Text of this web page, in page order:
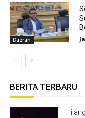
Daerah
BERITA TERBARU